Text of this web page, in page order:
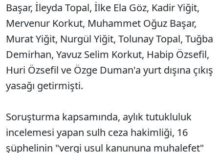
Başar, İleyda Topal, İlke Ela Göz, Kadir Yiğit,
Mervenur Korkut, Muhammet Oğuz Başar,
Murat Yiğit, Nurgül Yiğit, Tolunay Topal, Tuğba
Demirhan, Yavuz Selim Korkut, Habip Özsefil,
Huri Özsefil ve Özge Duman'a yurt dışına çıkış
yasağı getirmişti.
Soruşturma kapsamında, aylık tutukluluk
incelemesi yapan sulh ceza hakimliği, 16
şüphelinin "vergi usul kanununa muhalefet"